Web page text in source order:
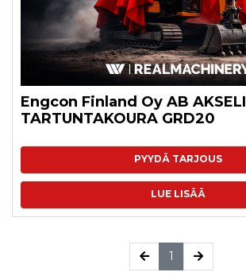
Engcon Finland Oy AB AKSELI
TARTUNTAKOURA GRD20
PYYDÄ TARJOUS
LUE LISÄÄ
1 (current)